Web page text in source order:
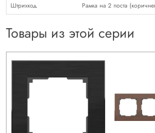
Штрихкод
Рамка на 2 поста
Товары из этой серии